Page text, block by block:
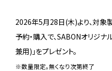
2026年5月28日(木)より、対
予約・購入で、SABONオリジナ
兼用)」をプレゼント。
※数量限定。無くなり次第終了